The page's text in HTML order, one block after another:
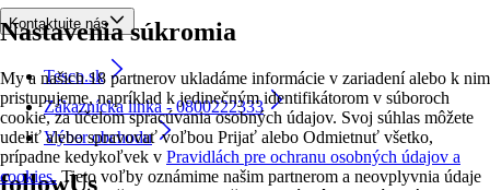
Nastavenia súkromia
My a našich 18 partnerov ukladáme informácie v zariadení alebo k nim
pristupujeme, napríklad k jedinečným identifikátorom v súboroch
cookie, za účelom spracúvania osobných údajov. Svoj súhlas môžete
udeliť alebo spravovať voľbou Prijať alebo Odmietnuť všetko,
prípadne kedykoľvek v Pravidlách pre ochranu osobných údajov a
cookies. Tieto voľby oznámime našim partnerom a neovplyvnia údaje
Kontaktujte nás
Tesco.sk
Zákaznícka linka - 0800222333
Výber obchodu
followUs